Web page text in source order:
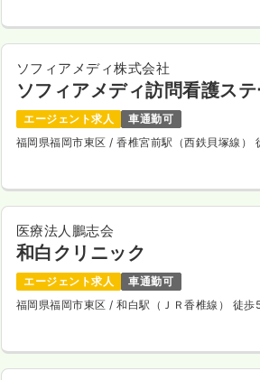
ソフィアメディ株式会社
ソフィアメディ訪問看護ス
エージェント求人
車通勤可
福岡県福岡市東区/ 香椎宮前駅（西鉄貝塚線）
医療法人鵬志会
和白クリニック
エージェント求人
車通勤可
福岡県福岡市東区/ 和白駅（ＪＲ香椎線） 徒歩